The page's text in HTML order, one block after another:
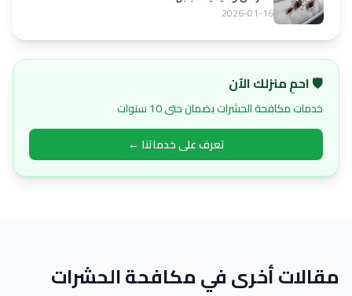
2026-01-16
🛡️ احمِ منزلك الآن
خدمات مكافحة الحشرات بضمان حتى 10 سنوات
تعرف على خدماتنا ←
مقالات أخرى في مكافحة الحشرات